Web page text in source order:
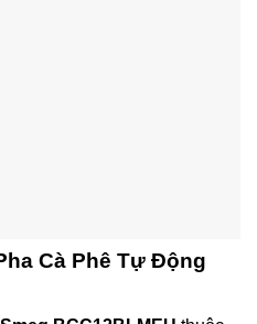
Cà Phê Tự Động